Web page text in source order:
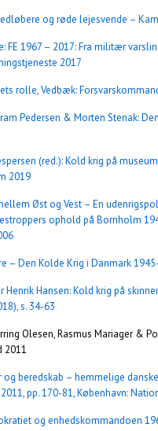
og røde lejesvende –
FE 1967 – 2017: Fra militær
2017
rolle, Vedbæk:
Pedersen & Morten Stenak:
(red.): Kold krig på
2019
Øst og Vest – En
ophold på Bornholm
– Den Kolde Krig i Danmark
Henrik Hansen: Kold krig på
s. 34-63
Olesen, Rasmus Mariager &
2011
og beredskab – hemmelige
pp. 170-81, København:
og enhedskommandoen